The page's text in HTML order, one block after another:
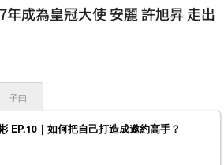
20個月上鑽石，7年成為皇冠大使 安麗 許旭昇 走出
EP.10｜如何把自己打造成邀約高手？
子曰